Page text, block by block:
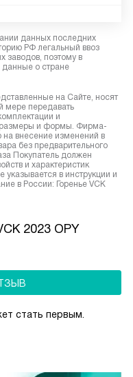
данных последних
РФ легальный ввоз
заводов, поэтому в
данные о стране
на Сайте, носят
мере передавать
и
размеры и формы. Фирма-
на внесение изменений в
без предварительного
Покупатель должен
и характеристик
в инструкции и
в России: Горенье VCK
2023 OPY
стать первым.